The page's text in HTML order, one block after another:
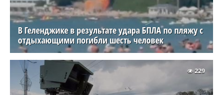
В Геленджике в результате удара БПЛА по пляжу с
отдыхающими погибли шесть человек
229